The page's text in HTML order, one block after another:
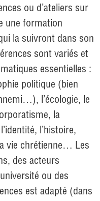
ou d’ateliers sur
une formation
la suivront dans son
sont variés et
essentielles :
politique (bien
l’écologie, le
la
l’histoire,
vie chrétienne… Les
des acteurs
ou des
est adapté (dans